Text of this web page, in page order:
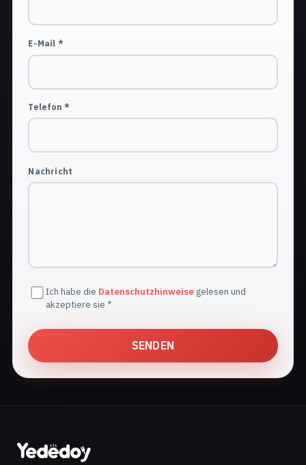
E-Mail *
Telefon *
Nachricht
Ich habe die Datenschutzhinweisegelesen und
akzeptiere sie *
SENDEN